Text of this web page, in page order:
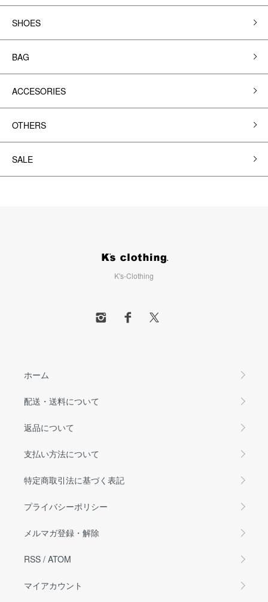
SHOES
BAG
ACCESORIES
OTHERS
SALE
K's-Clothing
ホーム
配送・送料について
返品について
支払い方法について
特定商取引法に基づく表記
プライバシーポリシー
メルマガ登録・解除
RSS / ATOM
マイアカウント